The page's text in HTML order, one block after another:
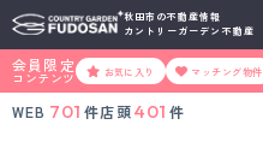
秋田市の不動産情報
カントリーガーデン不動産
会員限定
コンテンツ お気に入り マッチング物件
WEB 701 件店頭401 件